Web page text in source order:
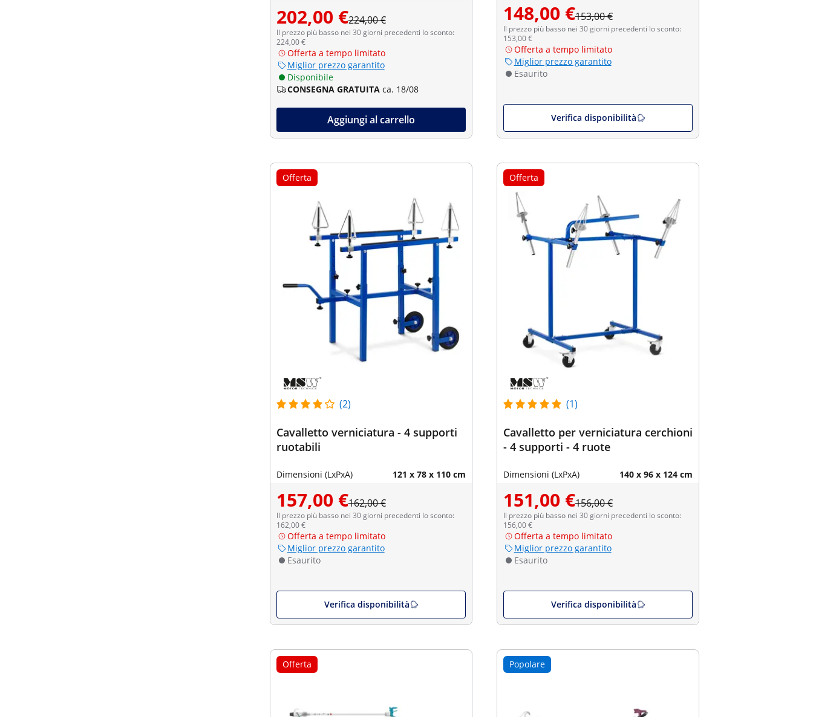
202,00 €224,00 €
Il prezzo più basso nei 30 giorni precedenti lo sconto:
224,00 €
Offerta a tempo limitato
Miglior prezzo garantito
Disponibile
CONSEGNA GRATUITA ca. 18/08
Aggiungi al carrello
148,00 €153,00 €
Il prezzo più basso nei 30 giorni precedenti lo sconto:
153,00 €
Offerta a tempo limitato
Miglior prezzo garantito
Esaurito
Verifica disponibilità
Offerta
(2)
Cavalletto verniciatura - 4 supporti
ruotabili
Dimensioni (LxPxA) 121 x 78 x 110 cm
157,00 €162,00 €
Il prezzo più basso nei 30 giorni precedenti lo sconto:
162,00 €
Offerta a tempo limitato
Miglior prezzo garantito
Esaurito
Verifica disponibilità
Offerta
(1)
Cavalletto per verniciatura cerchioni
- 4 supporti - 4 ruote
Dimensioni (LxPxA) 140 x 96 x 124 cm
151,00 €156,00 €
Il prezzo più basso nei 30 giorni precedenti lo sconto:
156,00 €
Offerta a tempo limitato
Miglior prezzo garantito
Esaurito
Verifica disponibilità
Offerta Popolare